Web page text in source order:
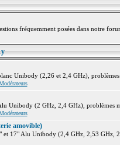
fréquemment posées dans notre
Unibody (2,26 et 2,4 GHz),
Unibody (2 GHz, 2,4 GHz), problèmes
amovible)
et 17" Alu Unibody (2,4 GHz, 2,53 GHz,